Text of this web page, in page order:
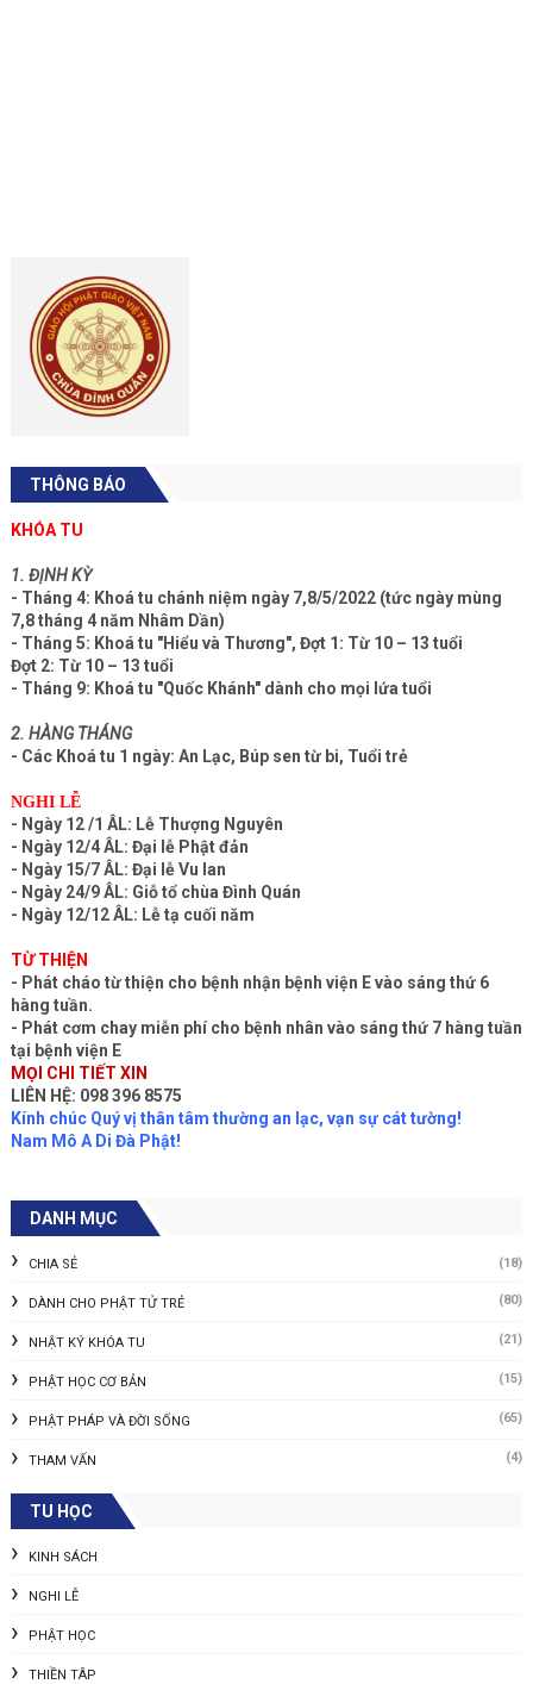
THÔNG BÁO
KHÓA TU
1. ĐỊNH KỲ
- Tháng 4: Khoá tu chánh niệm ngày 7,8/5/2022 (tức ngày mùng
7,8 tháng 4 năm Nhâm Dần)
- Tháng 5: Khoá tu "Hiểu và Thương", Đợt 1: Từ 10 – 13 tuổi
Đợt 2: Từ 10 – 13 tuổi
- Tháng 9: Khoá tu "Quốc Khánh" dành cho mọi lứa tuổi
2. HÀNG THÁNG
- Các Khoá tu 1 ngày: An Lạc, Búp sen từ bi, Tuổi trẻ
NGHI LỄ
- Ngày 12 /1 ÂL: Lễ Thượng Nguyên
- Ngày 12/4 ÂL: Đại lễ Phật đản
- Ngày 15/7 ÂL: Đại lễ Vu lan
- Ngày 24/9 ÂL: Giỗ tổ chùa Đình Quán
- Ngày 12/12 ÂL: Lễ tạ cuối năm
TỪ THIỆN
- Phát cháo từ thiện cho bệnh nhận bệnh viện E vào sáng thứ 6
hàng tuần.
- Phát cơm chay miễn phí cho bệnh nhân vào sáng thứ 7 hàng tuần
tại bệnh viện E
MỌI CHI TIẾT XIN
LIÊN HỆ: 098 396 8575
Kính chúc Quý vị thân tâm thường an lạc, vạn sự cát tường!
Nam Mô A Di Đà Phật!
DANH MỤC
CHIA SẺ (18)
DÀNH CHO PHẬT TỬ TRẺ (80)
NHẬT KÝ KHÓA TU (21)
PHẬT HỌC CƠ BẢN (15)
PHẬT PHÁP VÀ ĐỜI SỐNG (65)
THAM VẤN (4)
TU HỌC
KINH SÁCH
NGHI LỄ
PHẬT HỌC
THIỀN TÂP